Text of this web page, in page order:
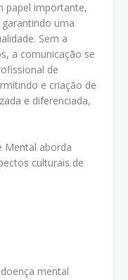
papel importante,
uma
Sem a
a comunicação se
de
e criação de
e diferenciada,
Mental aborda
culturais de
mental